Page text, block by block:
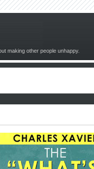
making other people unhappy.